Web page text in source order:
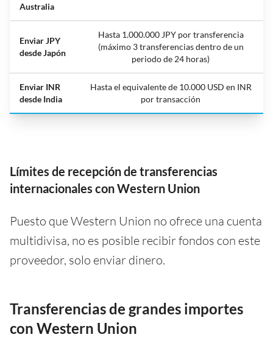
Australia
Enviar JPY
desde Japón
Hasta 1.000.000 JPY por transferencia
(máximo 3 transferencias dentro de un
periodo de 24 horas)
Enviar INR
desde India
Hasta el equivalente de 10.000 USD en INR
por transacción
Límites de recepción de transferencias
internacionales con Western Union
Puesto que Western Union no ofrece una cuenta
multidivisa, no es posible recibir fondos con este
proveedor, solo enviar dinero.
Transferencias de grandes importes
con Western Union